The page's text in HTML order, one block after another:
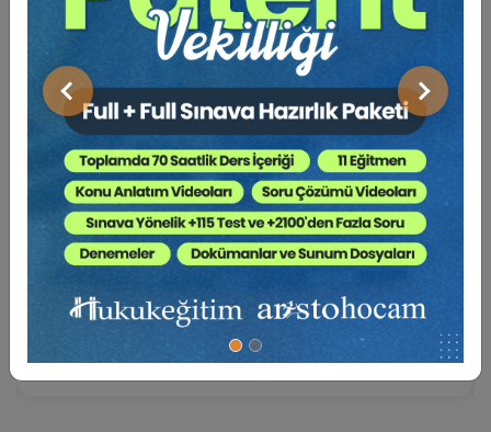
Önceki Sonraki
Tüketi̇ci̇ Hukukunda Güncel Sorunlar - XIII.
Tüketi̇ci̇ Hukuku Kongresi̇ - I. Oturum Video
Kaydı